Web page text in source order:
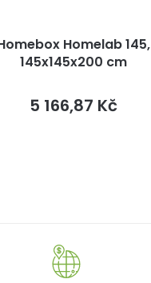
Homelab 145,
145x145x200 cm
5 166,87 Kčcena: